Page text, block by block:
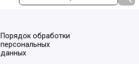
Порядок обработки
персональных
данных